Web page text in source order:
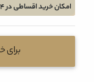
امکان خرید اقساطی در 4 قسط ماهیانه 2533050 تومان بدون سود و چک
برای